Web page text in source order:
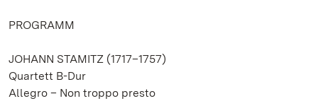
PROGRAMM
JOHANN STAMITZ (1717–1757)
Quartett B-Dur
Allegro – Non troppo presto